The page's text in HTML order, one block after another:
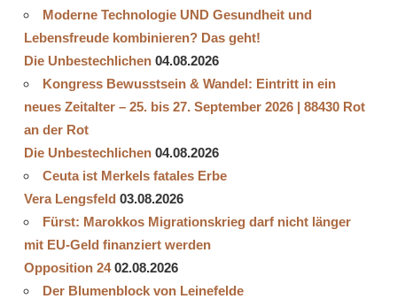
Moderne Technologie UND Gesundheit und
Lebensfreude kombinieren? Das geht!
Die Unbestechlichen 04.08.2026
Kongress Bewusstsein & Wandel: Eintritt in ein
neues Zeitalter – 25. bis 27. September 2026 | 88430 Rot
an der Rot
Die Unbestechlichen 04.08.2026
Ceuta ist Merkels fatales Erbe
Vera Lengsfeld 03.08.2026
Fürst: Marokkos Migrationskrieg darf nicht länger
mit EU-Geld finanziert werden
Opposition 24 02.08.2026
Der Blumenblock von Leinefelde